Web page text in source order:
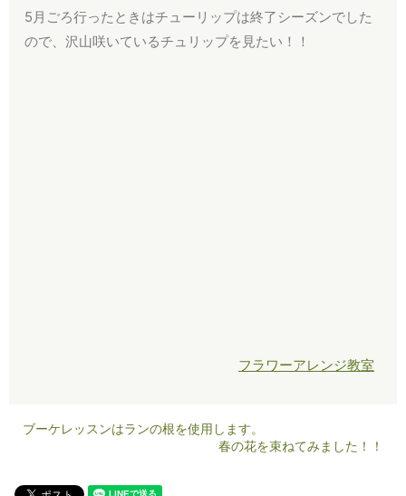
5月ごろ行ったときはチューリップは終了シーズンでした
ので、沢山咲いているチュリップを見たい！！
フラワーアレンジ教室
ブーケレッスンはランの根を使用します。
春の花を束ねてみました！！